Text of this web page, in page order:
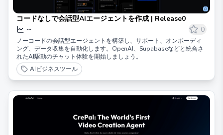
コードなしで会話型AIエージェントを作成 | Release0
-- 0
ノーコードの会話型エージェントを構築し、サポート、オンボーディ
ング、データ収集を自動化します。OpenAI、Supabaseなどと統合さ
れたAI駆動のチャット体験を開始しましょう。
AIビジネスツール